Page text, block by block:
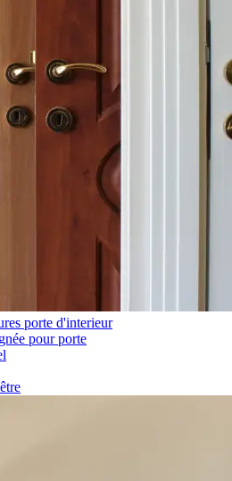
porte d'interieur
pour porte